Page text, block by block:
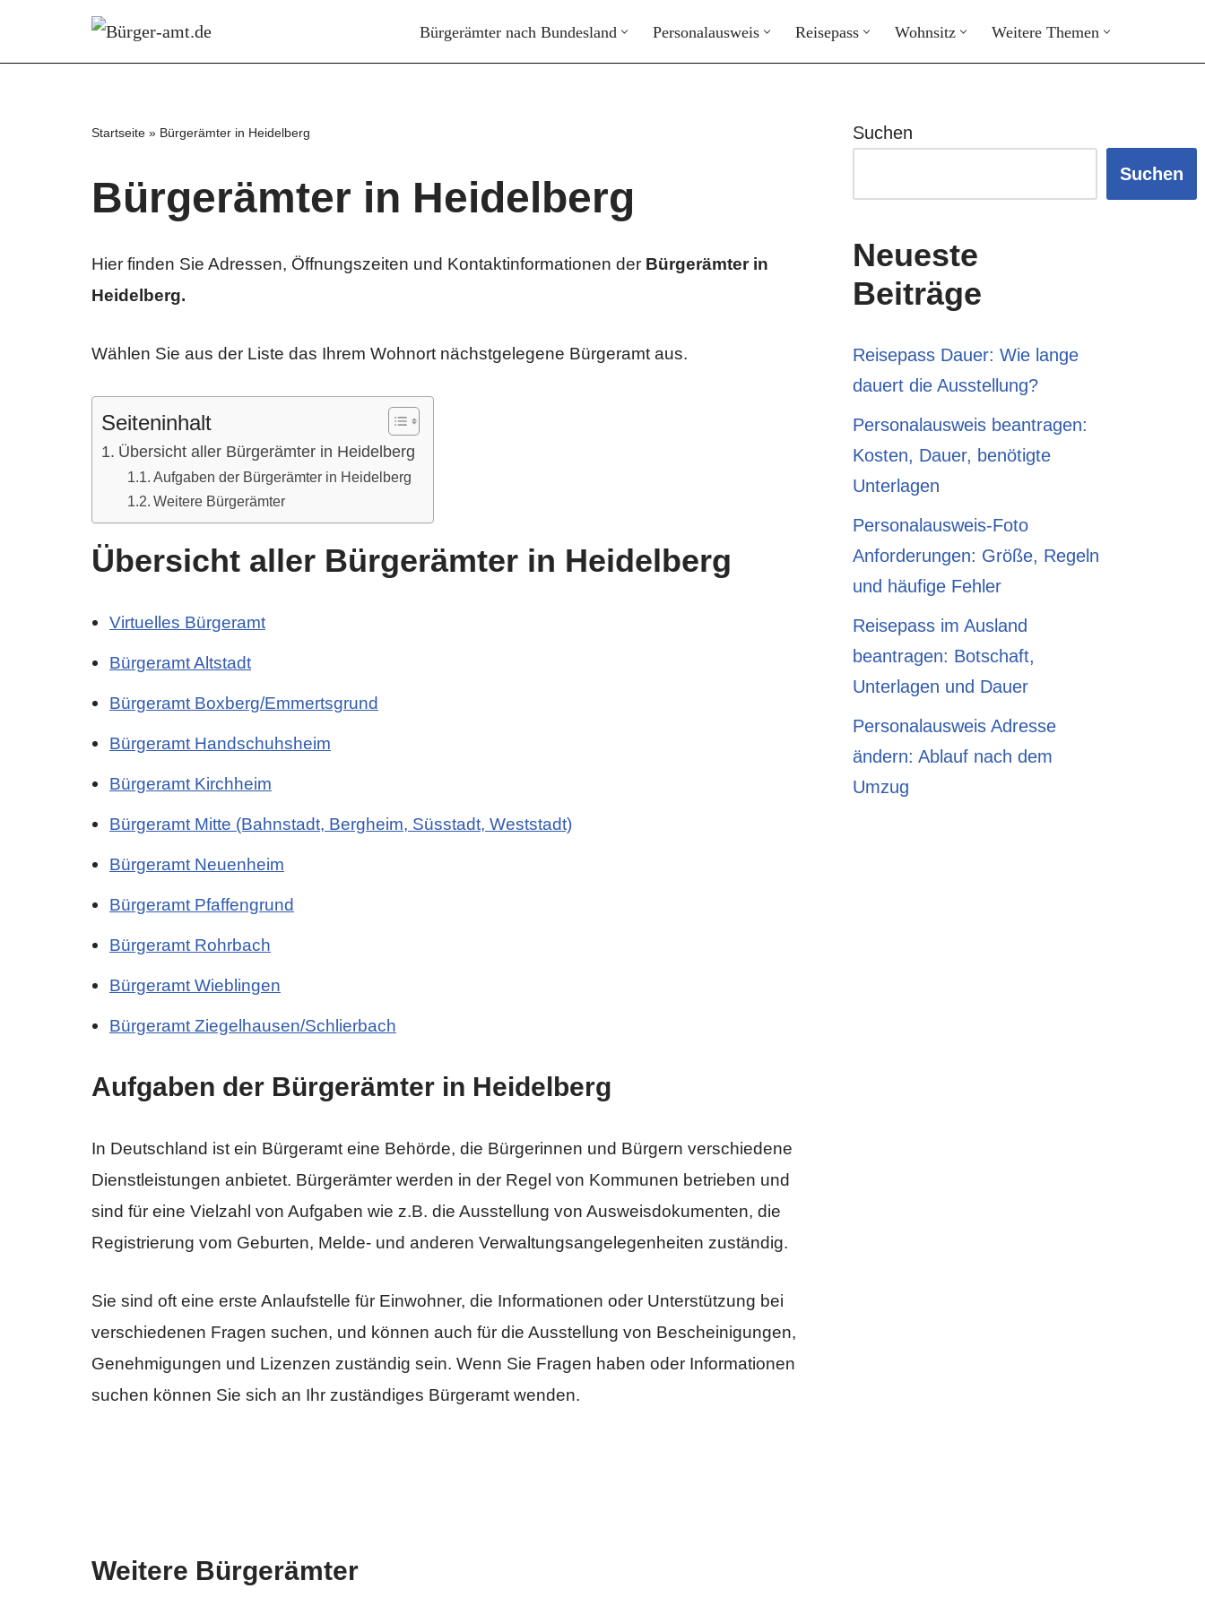
Bürgerämter nach Bundesland Personalausweis Reisepass Wohnsitz Weitere Themen
Startseite » Bürgerämter in Heidelberg
Bürgerämter in Heidelberg
Hier finden Sie Adressen, Öffnungszeiten und Kontaktinformationen der Bürgerämter in
Heidelberg.
Wählen Sie aus der Liste das Ihrem Wohnort nächstgelegene Bürgeramt aus.
Seiteninhalt
Übersicht aller Bürgerämter in Heidelberg
Aufgaben der Bürgerämter in Heidelberg
Weitere Bürgerämter
Übersicht aller Bürgerämter in Heidelberg
Virtuelles Bürgeramt
Bürgeramt Altstadt
Bürgeramt Boxberg/Emmertsgrund
Bürgeramt Handschuhsheim
Bürgeramt Kirchheim
Bürgeramt Mitte (Bahnstadt, Bergheim, Süsstadt, Weststadt)
Bürgeramt Neuenheim
Bürgeramt Pfaffengrund
Bürgeramt Rohrbach
Bürgeramt Wieblingen
Bürgeramt Ziegelhausen/Schlierbach
Aufgaben der Bürgerämter in Heidelberg
In Deutschland ist ein Bürgeramt eine Behörde, die Bürgerinnen und Bürgern verschiedene
Dienstleistungen anbietet. Bürgerämter werden in der Regel von Kommunen betrieben und
sind für eine Vielzahl von Aufgaben wie z.B. die Ausstellung von Ausweisdokumenten, die
Registrierung vom Geburten, Melde- und anderen Verwaltungsangelegenheiten zuständig.
Sie sind oft eine erste Anlaufstelle für Einwohner, die Informationen oder Unterstützung bei
verschiedenen Fragen suchen, und können auch für die Ausstellung von Bescheinigungen,
Genehmigungen und Lizenzen zuständig sein. Wenn Sie Fragen haben oder Informationen
suchen können Sie sich an Ihr zuständiges Bürgeramt wenden.
Weitere Bürgerämter
Suchen
Suchen
Neueste
Beiträge
Reisepass Dauer: Wie lange
dauert die Ausstellung?
Personalausweis beantragen:
Kosten, Dauer, benötigte
Unterlagen
Personalausweis-Foto
Anforderungen: Größe, Regeln
und häufige Fehler
Reisepass im Ausland
beantragen: Botschaft,
Unterlagen und Dauer
Personalausweis Adresse
ändern: Ablauf nach dem
Umzug